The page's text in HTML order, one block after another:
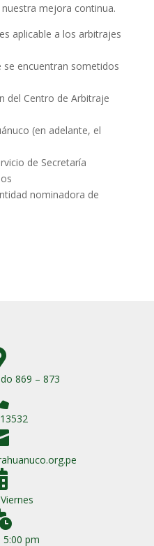
mejora continua.
aplicable a los arbitrajes
se encuentran sometidos
del Centro de Arbitraje
(en adelante, el
de Secretaría
nominadora de
869 – 873
5:00 pm